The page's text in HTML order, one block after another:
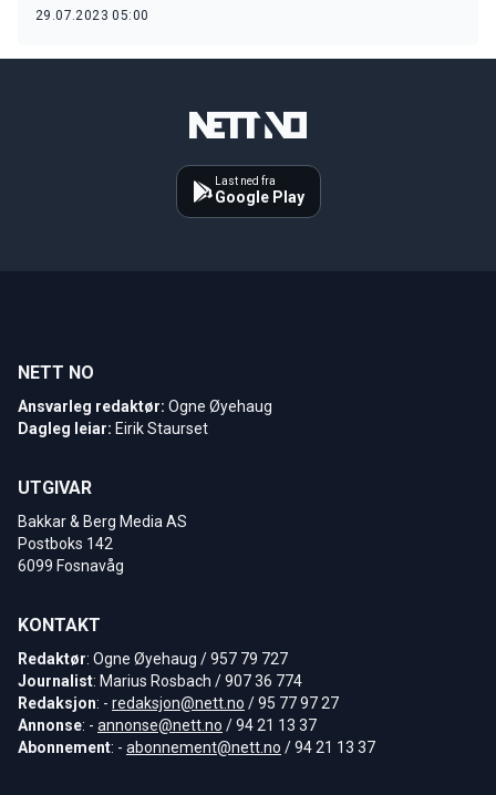
29.07.2023 05:00
Last ned fra
Google Play
NETT NO
Ansvarleg redaktør: Ogne Øyehaug
Dagleg leiar: Eirik Staurset
UTGIVAR
Bakkar & Berg Media AS
Postboks 142
6099 Fosnavåg
KONTAKT
Redaktør: Ogne Øyehaug / 957 79 727
Journalist: Marius Rosbach / 907 36 774
Redaksjon: - redaksjon@nett.no / 95 77 97 27
Annonse: - annonse@nett.no / 94 21 13 37
Abonnement: - abonnement@nett.no / 94 21 13 37